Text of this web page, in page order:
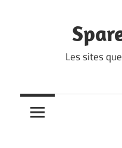
Les sites